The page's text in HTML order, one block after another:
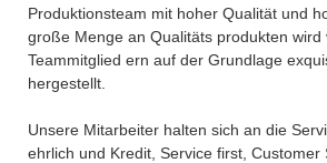
Produktionsteam mit hoher Qualität und
große Menge an Qualitäts produkten wird
Teammitglied ern auf der Grundlage
hergestellt.
Unsere Mitarbeiter halten sich an die
ehrlich und Kredit, Service first, Customer